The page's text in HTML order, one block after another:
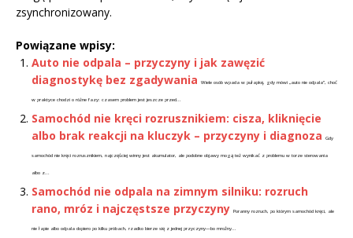
zsynchronizowany.
Powiązane wpisy:
Auto nie odpala – przyczyny i jak zawęzić
diagnostykę bez zgadywania
Wiele osób wpada w pułapkę, gdy mówi „auto nie odpala”, choć
w praktyce chodzi o różne fazy: czasem problem jest jeszcze przed...
Samochód nie kręci rozrusznikiem: cisza, kliknięcie
albo brak reakcji na kluczyk – przyczyny i diagnoza
Gdy
samochód nie kręci rozrusznikiem, najczęściej winny jest akumulator, ale podobne objawy mogą też wynikać z problemu w torze sterowania
albo z...
Samochód nie odpala na zimnym silniku: rozruch
rano, mróz i najczęstsze przyczyny Poranny rozruch, po którym samochód kręci, ale
nie łapie albo odpala dopiero po kilku próbach, rzadko bierze się z jednej przyczyny—bo mroźny...